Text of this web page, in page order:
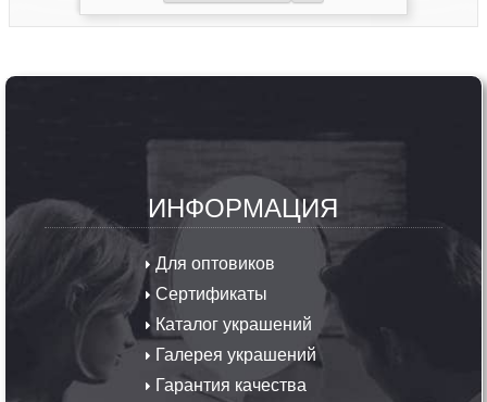
ИНФОРМАЦИЯ
Для оптовиков
Сертификаты
Каталог украшений
Галерея украшений
Гарантия качества